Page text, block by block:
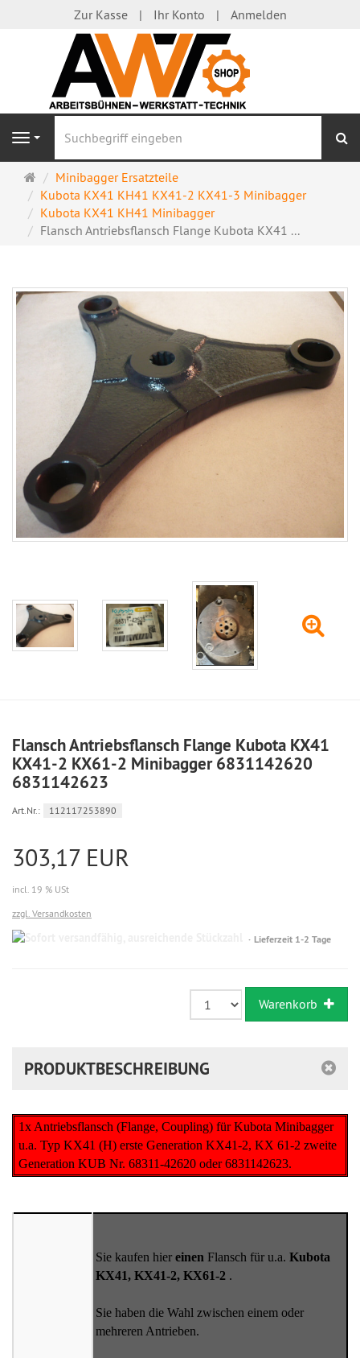
Zur Kasse Ihr Konto Anmelden
Navigation
Startseite
Minibagger Ersatzteile
Kubota KX41 KH41 KX41-2 KX41-3 Minibagger
Kubota KX41 KH41 Minibagger
Flansch Antriebsflansch Flange Kubota KX41 ...
Flansch Antriebsflansch Flange Kubota KX41
KX41-2 KX61-2 Minibagger 6831142620
6831142623
Art.Nr.: 112117253890
303,17 EUR
incl. 19 % USt
zzgl. Versandkosten
Sofort
Lieferzeit 1-2 Tage
Warenkorb
PRODUKTBESCHREIBUNG
1x Antriebsflansch (Flange, Coupling) für Kubota Minibagger
u.a. Typ KX41 (H) erste Generation KX41-2, KX 61-2 zweite
Generation KUB Nr. 68311-42620 oder 6831142623.
Sie kaufen hier einen Flansch für u.a. Kubota
KX41, KX41-2, KX61-2 .
Sie haben die Wahl zwischen einem oder
mehreren Antrieben.